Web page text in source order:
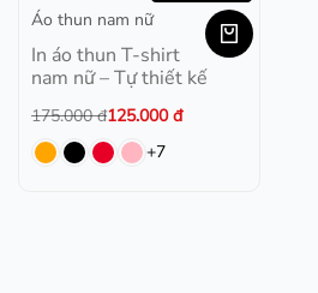
Áo thun nam nữ
In áo thun T-shirt
nam nữ – Tự thiết kế
175.000đ125.000đ
+7